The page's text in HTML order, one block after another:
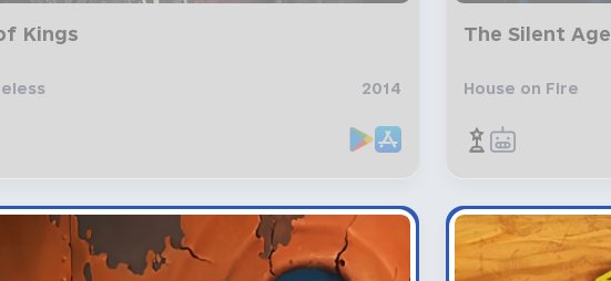
Kings
2014
The Silent Age
House on Fire